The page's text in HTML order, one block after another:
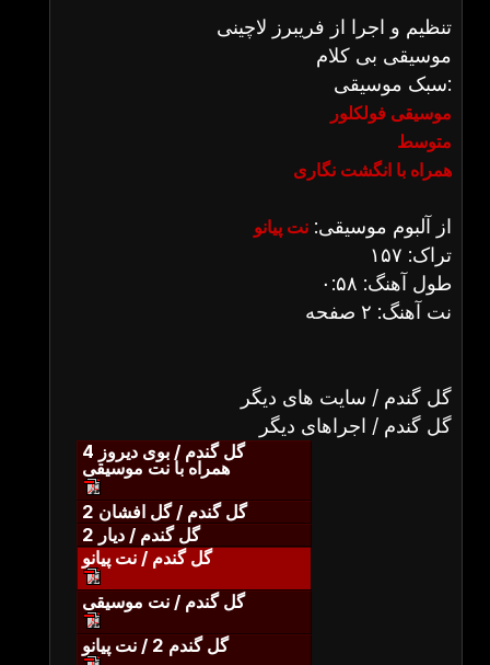
تنظیم و اجرا از فریبرز لاچینی
موسیقی بی کلام
سبک موسیقی:
موسیقی فولکلور
متوسط
همراه با انگشت نگاری
از آلبوم موسیقی: نت پیانو
تراک: ۱۵۷
طول آهنگ: ۰:۵۸
نت آهنگ: ۲ صفحه
گل گندم / سایت های دیگر
گل گندم / اجراهای دیگر
گل گندم / بوی دیروز 4
همراه با نت موسیقی
گل گندم / گل افشان 2
گل گندم / دیار 2
گل گندم / نت پیانو
گل گندم / نت موسیقی
گل گندم 2 / نت پیانو